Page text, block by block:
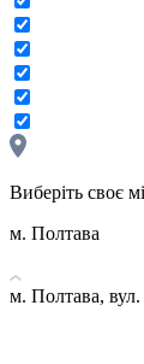
Виберіть своє
м. Полтава
м. Полтава,